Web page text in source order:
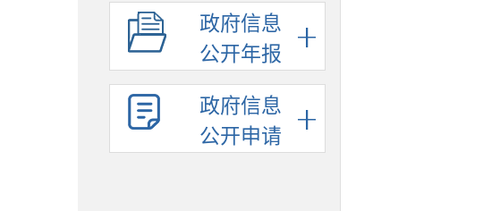
政府信息
公开年报
政府信息
公开申请